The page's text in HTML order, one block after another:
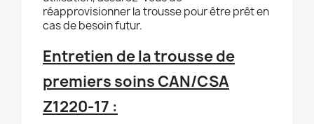
réapprovisionner la trousse pour être prêt en
cas de besoin futur.
Entretien de la trousse de
premiers soins CAN/CSA
Z1220-17 :